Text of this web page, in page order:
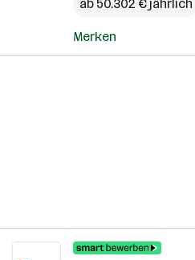
ab 50.302 € jährlich
Merken